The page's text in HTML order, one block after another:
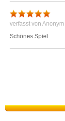
verfasst von Anonym
Schönes Spiel